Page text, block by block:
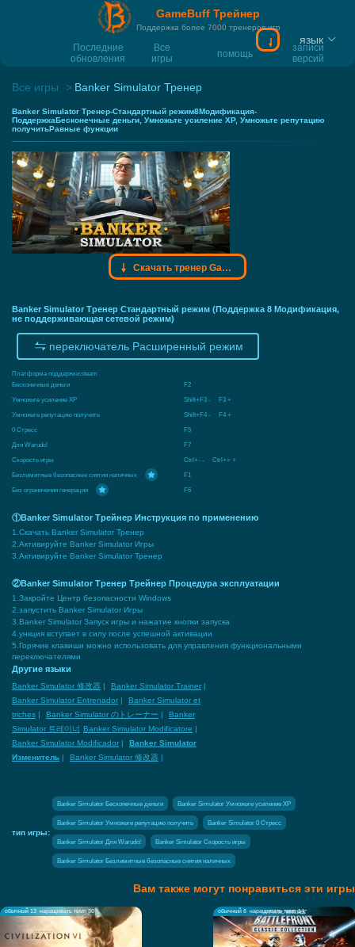
GameBuff Трейнер
Поддержка более 7000 тренеров игр
Последние
обновления
Все
игры
помощь
записи
версий
Скачать
язык
Все игры Banker Simulator Тренер
Banker Simulator Тренер-Стандартный режим8Модификация-
ПоддержкаБесконечные деньги, Умножьте усиление XP, Умножьте репутацию
получитьРавные функции
Скачать тренер Gamebuff
Banker Simulator Тренер Стандартный режим (Поддержка 8 Модификация,
не поддерживающая сетевой режим)
переключатель Расширенный режим
Платформа поддержки:steam
Бесконечные деньги
F2
Умножьте усиление XP
Shift+F3 - F3 +
Умножьте репутацию получить
Shift+F4 - F4 +
0 Стресс
F5
Для Warudo!
F7
Скорость игры
Ctrl+- - Ctrl+= +
Безлимитные безопасные снятия наличных
F1
Без ограничения генерации
F6
①Banker Simulator Трейнер Инструкция по применению
1.Скачать Banker Simulator Тренер
2.Активируйте Banker Simulator Игры
3.Активируйте Banker Simulator Тренер
②Banker Simulator Тренер Трейнер Процедура эксплуатации
1.Закройте Центр безопасности Windows
2.запустить Banker Simulator Игры
3.Banker Simulator Запуск игры и нажатие кнопки запуска
4.ункция вступает в силу после успешной активации
5.Горячие клавиши можно использовать для управления функциональными
переключателями
Другие языки
Banker Simulator 修改器 | Banker Simulator Trainer |
Banker Simulator Entrenador |
Banker Simulator et
triches | Banker Simulator のトレーナー |
Banker
Simulator 트레이너 Banker Simulator Modificatore |
Banker Simulator Modificador |
Banker Simulator
Изменитель | Banker Simulator 修改器 |
тип игры:
Banker Simulator Бесконечные деньги Banker Simulator Умножьте усиление XP
Banker Simulator Умножьте репутацию получить Banker Simulator 0 Стресс
Banker Simulator Для Warudo! Banker Simulator Скорость игры
Banker Simulator Безлимитные безопасные снятия наличных
Вам также могут понравиться эти игры
обычный 13 наращивать темп 30 обычный 8 наращивать темп 14